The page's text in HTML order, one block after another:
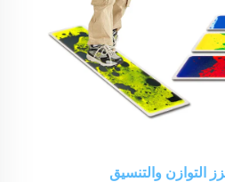
التوازن والتنسيق